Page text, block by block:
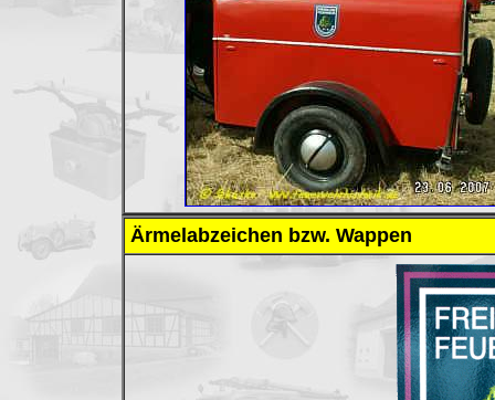
Ärmelabzeichen bzw. Wappen